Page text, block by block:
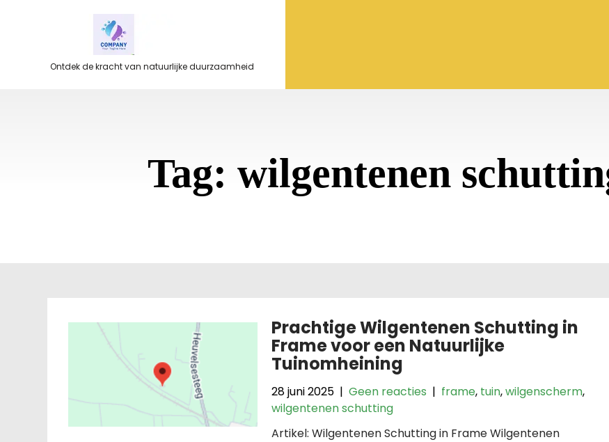
Ontdek de kracht van natuurlijke duurzaamheid
Tag: wilgentenen
Prachtige Wilgentenen Schutting in
Frame voor een Natuurlijke
Tuinomheining
28 juni 2025 |Geen reacties | frame, tuin,wilgenscherm,
wilgentenen schutting
Artikel: Wilgentenen Schutting in Frame Wilgentenen